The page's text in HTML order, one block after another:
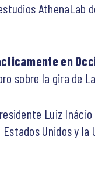
AthenaLab
en
sobre la gira de
Luiz
Unidos y la